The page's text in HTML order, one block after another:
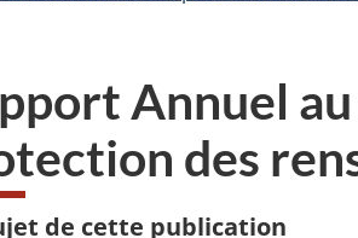
Annuel
des
de cette publication